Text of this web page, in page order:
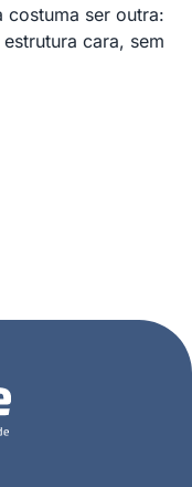
ser outra:
cara, sem